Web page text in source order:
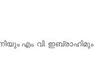
എം. വി. ഇബ്രാഹിമും